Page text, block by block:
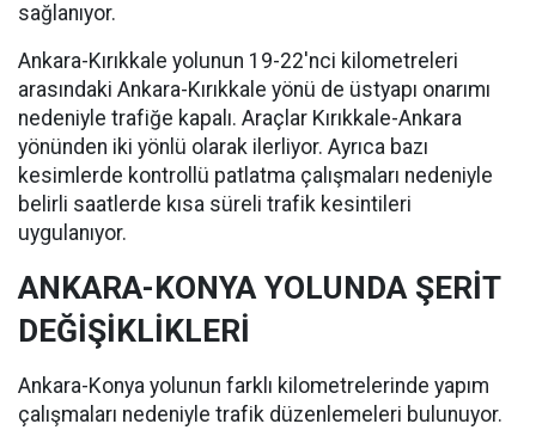
sağlanıyor.
Ankara-Kırıkkale yolunun 19-22'nci kilometreleri
arasındaki Ankara-Kırıkkale yönü de üstyapı onarımı
nedeniyle trafiğe kapalı. Araçlar Kırıkkale-Ankara
yönünden iki yönlü olarak ilerliyor. Ayrıca bazı
kesimlerde kontrollü patlatma çalışmaları nedeniyle
belirli saatlerde kısa süreli trafik kesintileri
uygulanıyor.
ANKARA-KONYA YOLUNDA ŞERİT
DEĞİŞİKLİKLERİ
Ankara-Konya yolunun farklı kilometrelerinde yapım
çalışmaları nedeniyle trafik düzenlemeleri bulunuyor.